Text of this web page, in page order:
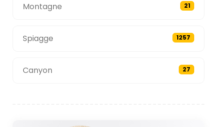
Montagne 21
Spiagge 1257
Canyon 27